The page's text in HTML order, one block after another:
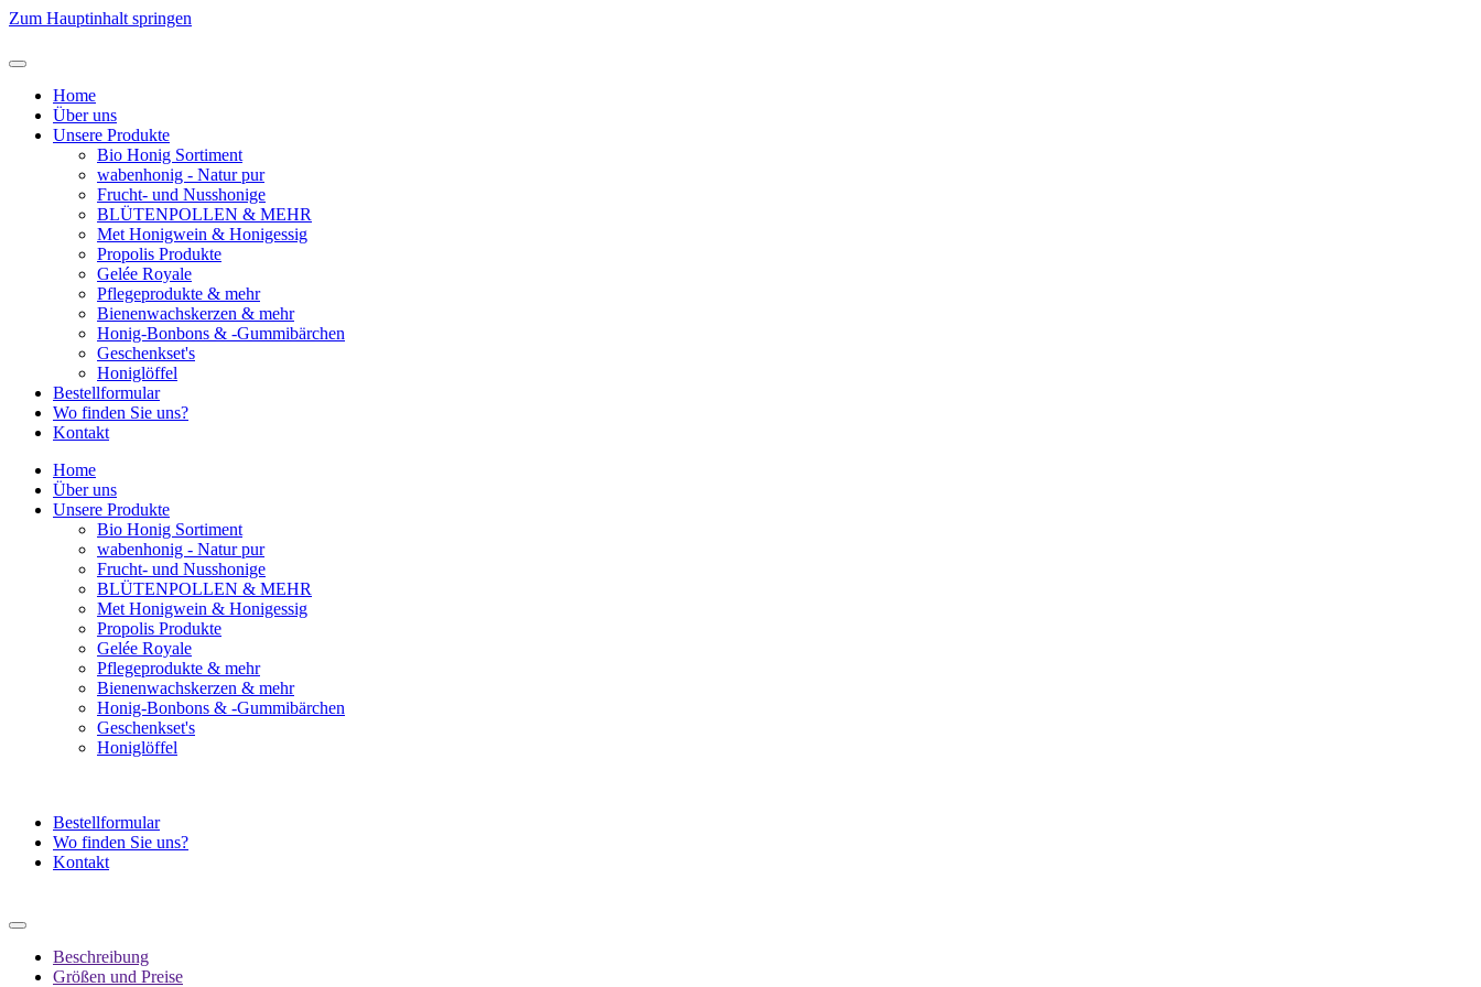
Zum Hauptinhalt springen
Home
Über uns
Unsere Produkte
Bio Honig Sortiment
wabenhonig - Natur pur
Frucht- und Nusshonige
BLÜTENPOLLEN & MEHR
Met Honigwein & Honigessig
Propolis Produkte
Gelée Royale
Pflegeprodukte & mehr
Bienenwachskerzen & mehr
Honig-Bonbons & -Gummibärchen
Geschenkset's
Honiglöffel
Bestellformular
Wo finden Sie uns?
Kontakt
Home
Über uns
Unsere Produkte
Bio Honig Sortiment
wabenhonig - Natur pur
Frucht- und Nusshonige
BLÜTENPOLLEN & MEHR
Met Honigwein & Honigessig
Propolis Produkte
Gelée Royale
Pflegeprodukte & mehr
Bienenwachskerzen & mehr
Honig-Bonbons & -Gummibärchen
Geschenkset's
Honiglöffel
Bestellformular
Wo finden Sie uns?
Kontakt
Beschreibung
Größen und Preise